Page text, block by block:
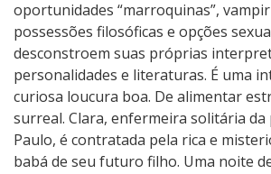
oportunidades “marroquinas”,
possessões filosóficas e opções
desconstroem suas próprias
personalidades e literaturas. É uma
curiosa loucura boa. De alimentar
surreal. ​Clara, enfermeira solitária da
Paulo, é contratada pela rica e
babá de seu futuro filho. Uma noite